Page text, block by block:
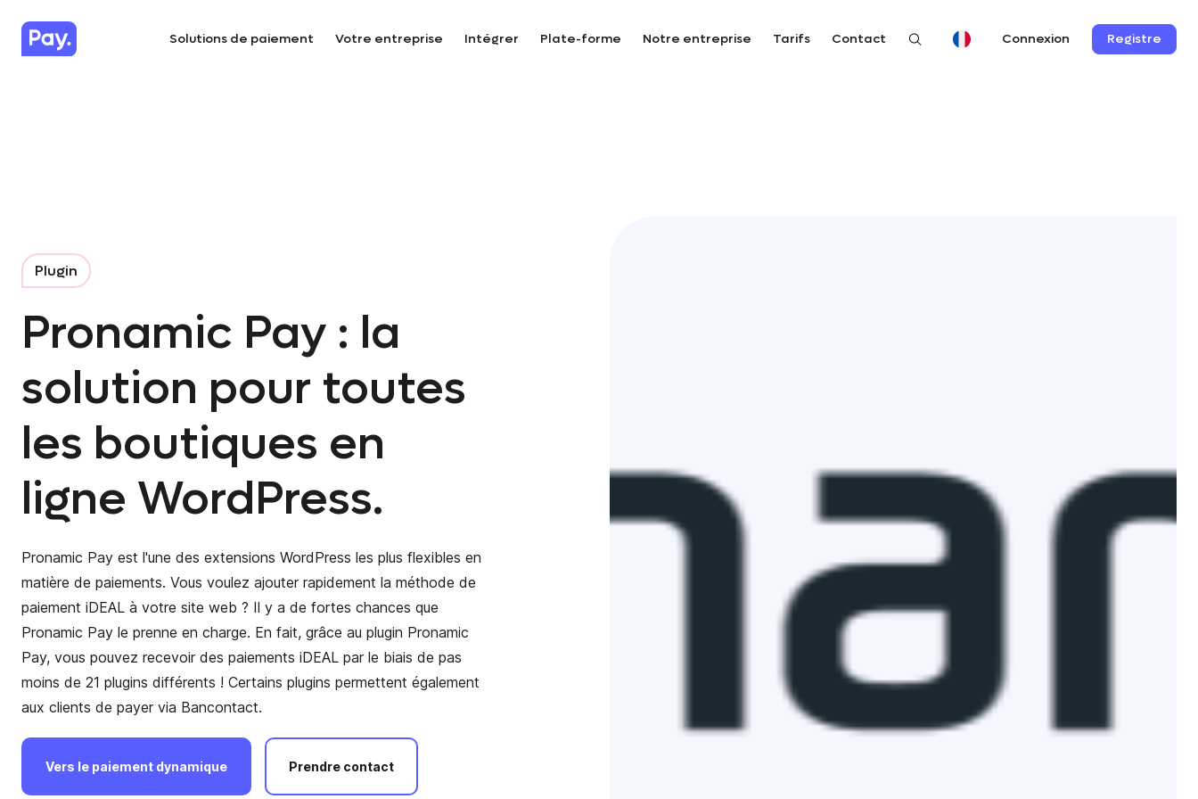
Solutions de paiement Votre entreprise Intégrer Plate-forme Notre entreprise Tarifs Contact Connexion Registre
Plugin
Pronamic Pay : la
solution pour toutes
les boutiques en
ligne WordPress.
Pronamic Pay est l'une des extensions WordPress les plus flexibles en
matière de paiements. Vous voulez ajouter rapidement la méthode de
paiement iDEAL à votre site web ? Il y a de fortes chances que
Pronamic Pay le prenne en charge. En fait, grâce au plugin Pronamic
Pay, vous pouvez recevoir des paiements iDEAL par le biais de pas
moins de 21 plugins différents ! Certains plugins permettent également
aux clients de payer via Bancontact.
Vers le paiement dynamique Prendre contact